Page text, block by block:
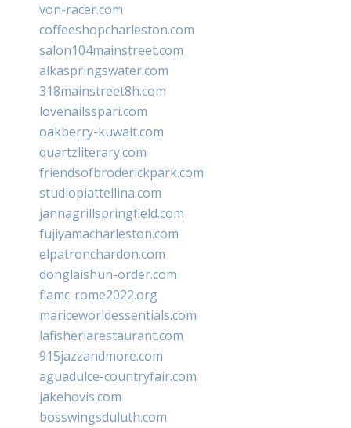
von-racer.com
coffeeshopcharleston.com
salon104mainstreet.com
alkaspringswater.com
318mainstreet8h.com
lovenailsspari.com
oakberry-kuwait.com
quartzliterary.com
friendsofbroderickpark.com
studiopiattellina.com
jannagrillspringfield.com
fujiyamacharleston.com
elpatronchardon.com
donglaishun-order.com
fiamc-rome2022.org
mariceworldessentials.com
lafisheriarestaurant.com
915jazzandmore.com
aguadulce-countryfair.com
jakehovis.com
bosswingsduluth.com